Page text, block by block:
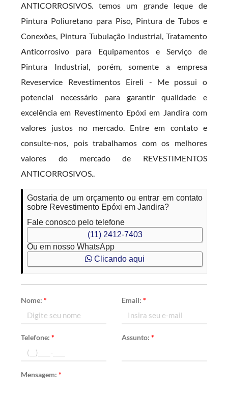
ANTICORROSIVOS. temos um grande leque de
Pintura Poliuretano para Piso, Pintura de Tubos e
Conexões, Pintura Tubulação Industrial, Tratamento
Anticorrosivo para Equipamentos e Serviço de
Pintura Industrial, porém, somente a empresa
Reveservice Revestimentos Eireli - Me possui o
potencial necessário para garantir qualidade e
excelência em Revestimento Epóxi em Jandira com
valores justos no mercado. Entre em contato e
consulte-nos, pois trabalhamos com os melhores
valores do mercado de REVESTIMENTOS
ANTICORROSIVOS..
Gostaria de um orçamento ou entrar em contato
sobre Revestimento Epóxi em Jandira?
Fale conosco pelo telefone
(11) 2412-7403
Ou em nosso WhatsApp
Clicando aqui
Nome:* Email: *
Telefone:* Assunto: *
Mensagem:*